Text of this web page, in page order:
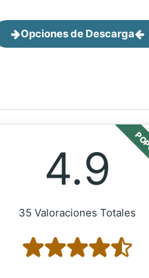
Opciones de Descarga
4.9
35 Valoraciones Totales